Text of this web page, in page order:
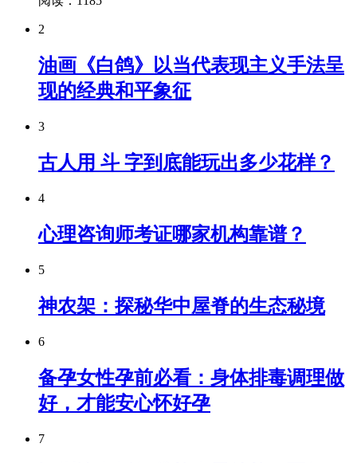
2
油画《白鸽》以当代表现主义手法呈
现的经典和平象征
3
古人用 斗 字到底能玩出多少花样？
4
心理咨询师考证哪家机构靠谱？
5
神农架：探秘华中屋脊的生态秘境
6
备孕女性孕前必看：身体排毒调理做
好，才能安心怀好孕
7